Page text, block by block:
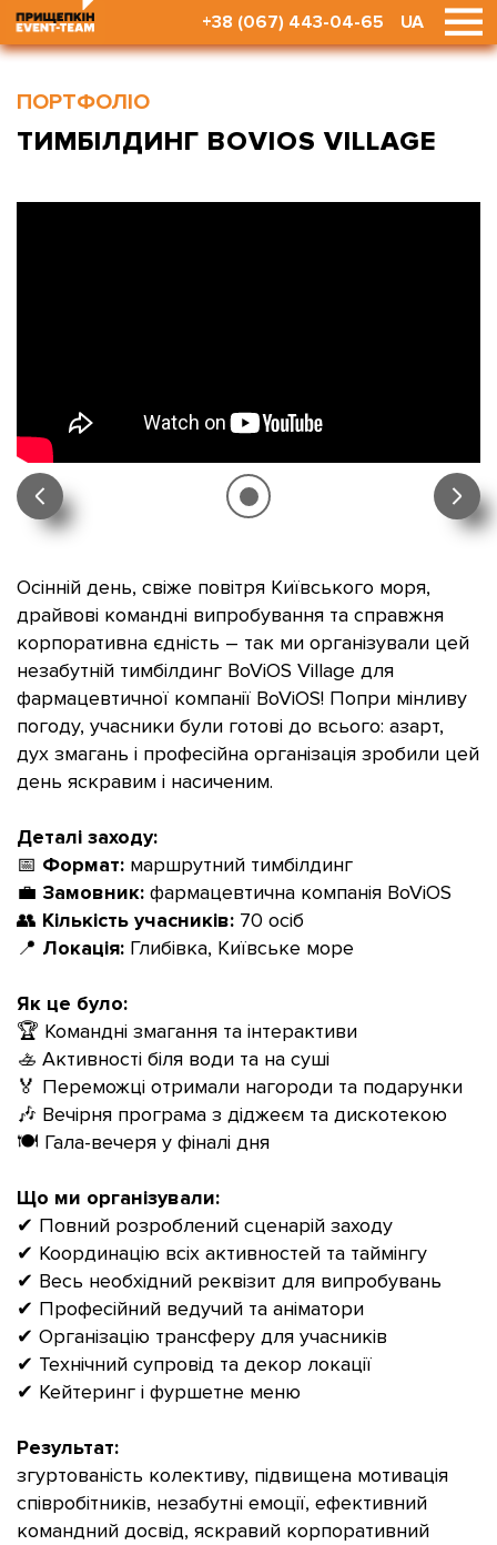
+38 (067) 443-04-65 UA
ПОРТФОЛІО
ТИМБІЛДИНГ BOVIOS VILLAGE
Осінній день, свіже повітря Київського моря,
драйвові командні випробування та справжня
корпоративна єдність – так ми організували цей
незабутній тимбілдинг BoViOS Village для
фармацевтичної компанії BoViOS! Попри мінливу
погоду, учасники були готові до всього: азарт,
дух змагань і професійна організація зробили цей
день яскравим і насиченим.
Деталі заходу:
📅 Формат: маршрутний тимбілдинг
💼 Замовник: фармацевтична компанія BoViOS
👥 Кількість учасників: 70 осіб
📍 Локація: Глибівка, Київське море
Як це було:
🏆 Командні змагання та інтерактиви
🚣 Активності біля води та на суші
🏅 Переможці отримали нагороди та подарунки
🎶 Вечірня програма з діджеєм та дискотекою
🍽 Гала-вечеря у фіналі дня
Що ми організували:
✔ Повний розроблений сценарій заходу
✔ Координацію всіх активностей та таймінгу
✔ Весь необхідний реквізит для випробувань
✔ Професійний ведучий та аніматори
✔ Організацію трансферу для учасників
✔ Технічний супровід та декор локації
✔ Кейтеринг і фуршетне меню
Результат:
згуртованість колективу, підвищена мотивація
співробітників, незабутні емоції, ефективний
командний досвід, яскравий корпоративний